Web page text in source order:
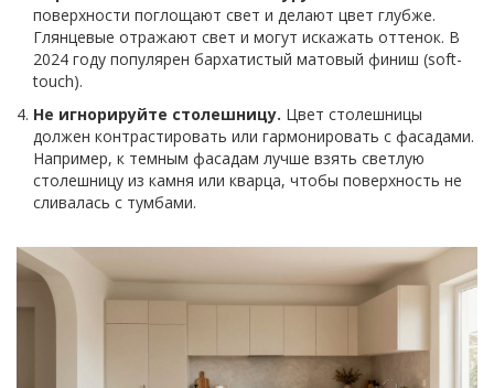
поверхности поглощают свет и делают цвет глубже.
Глянцевые отражают свет и могут искажать оттенок. В
2024 году популярен бархатистый матовый финиш (soft-
touch).
Не игнорируйте столешницу. Цвет столешницы
должен контрастировать или гармонировать с фасадами.
Например, к темным фасадам лучше взять светлую
столешницу из камня или кварца, чтобы поверхность не
сливалась с тумбами.